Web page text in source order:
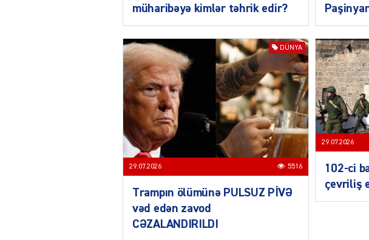
müharibəyə kimlər təhrik edir?
DÜNYA
29.07.2026 5516
Trampın ölümünə PULSUZ PİVƏ
vəd edən zavod
CƏZALANDIRILDI
29.07.2026
102-ci
çevriliş